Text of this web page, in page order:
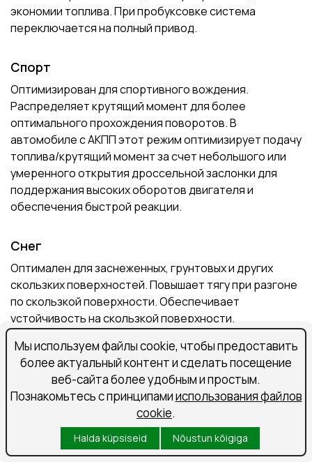
экономии топлива. При пробуксовке система
переключается на полный привод.
Спорт
Оптимизирован для спортивного вождения.
Распределяет крутящий момент для более
оптимального прохождения поворотов. В
автомобиле с АКПП этот режим оптимизирует подачу
топлива/крутящий момент за счет небольшого или
умеренного открытия дроссельной заслонки для
поддержания высоких оборотов двигателя и
обеспечения быстрой реакции.
Снег
Оптимален для заснеженных, грунтовых и других
скользких поверхностей. Повышает тягу при разгоне
по скользкой поверхности. Обеспечивает
устойчивость на скользкой поверхности.
Блокировка
Если необходимо высвободить автомобиль из снега,
грязи или песка. Переключается на режим «Снег»
при движении со скоростью более 60 км/ч.
Безопасность
Мы используем файлы cookie, чтобы предоставить
более актуальный контент и сделать посещение
веб-сайта более удобным и простым.
Познакомьтесь с принципамииспользования файлов
cookie.
Halda küpsiseid Nõustun kõigiga